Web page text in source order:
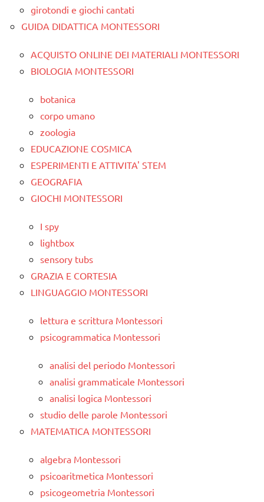
girotondi e giochi cantati
GUIDA DIDATTICA MONTESSORI
ACQUISTO ONLINE DEI MATERIALI MONTESSORI
BIOLOGIA MONTESSORI
botanica
corpo umano
zoologia
EDUCAZIONE COSMICA
ESPERIMENTI E ATTIVITA' STEM
GEOGRAFIA
GIOCHI MONTESSORI
I spy
lightbox
sensory tubs
GRAZIA E CORTESIA
LINGUAGGIO MONTESSORI
lettura e scrittura Montessori
psicogrammatica Montessori
analisi del periodo Montessori
analisi grammaticale Montessori
analisi logica Montessori
studio delle parole Montessori
MATEMATICA MONTESSORI
algebra Montessori
psicoaritmetica Montessori
psicogeometria Montessori